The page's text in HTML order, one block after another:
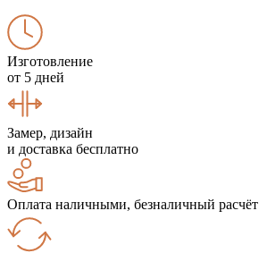
Изготовление
от 5 дней
Замер, дизайн
и доставка бесплатно
Оплата наличными, безналичный расчёт